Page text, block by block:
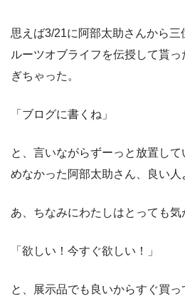
思えば3/21に阿部太助さんから
ルーツオブライフを伝授して貰
ぎちゃった。
「ブログに書くね」
と、言いながらずーっと放置し
めなかった阿部太助さん、良い人
あ、ちなみにわたしはとっても気
「欲しい！今すぐ欲しい！」
と、展示品でも良いからすぐ買っ